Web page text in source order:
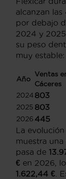
alcanzan las
por debajo
2024 y
su peso
muy
Año
Ventas
Cáceres
2024803
2025 803
2026 445
La
muestra
pasa de
€ en 2026,
1.622,44 € .